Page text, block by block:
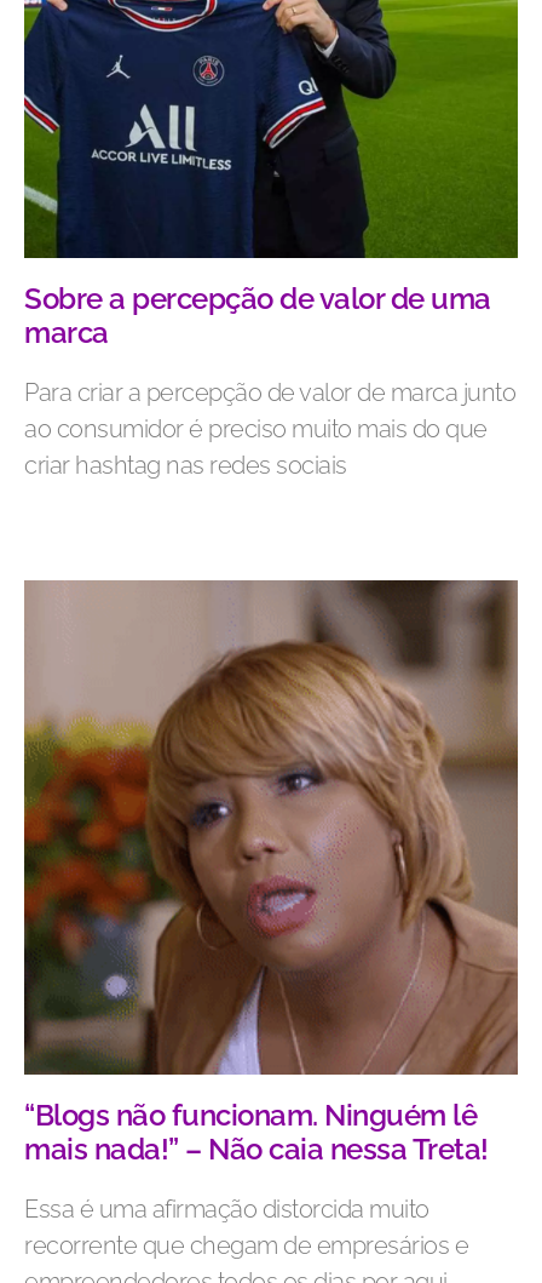
Sobre a percepção de valor de uma
marca
Para criar a percepção de valor de marca junto
ao consumidor é preciso muito mais do que
criar hashtag nas redes sociais
“Blogs não funcionam. Ninguém lê
mais nada!” – Não caia nessa Treta!
Essa é uma afirmação distorcida muito
recorrente que chegam de empresários e